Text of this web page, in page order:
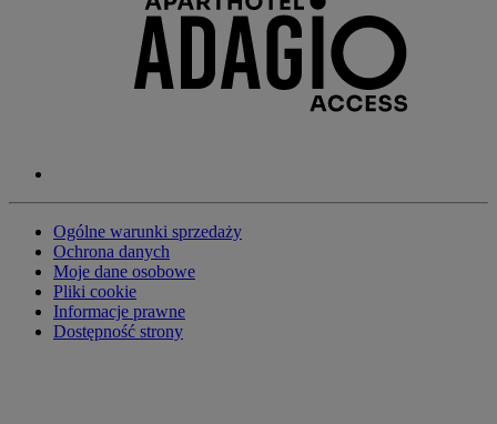
Ogólne warunki sprzedaży
Ochrona danych
Moje dane osobowe
Pliki cookie
Informacje prawne
Dostępność strony